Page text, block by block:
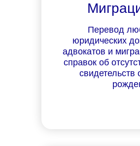
Перевод
юридических
адвокатов и
справок об
свидетельств